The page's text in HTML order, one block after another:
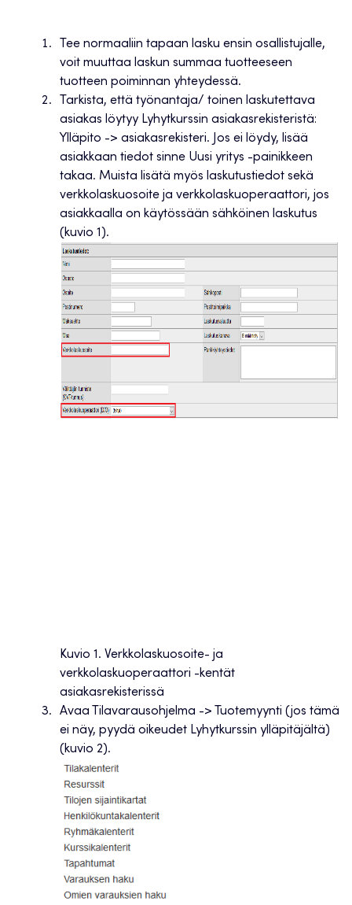
Tee normaaliin tapaan lasku ensin osallistujalle,
voit muuttaa laskun summaa tuotteeseen
tuotteen poiminnan yhteydessä.
Tarkista, että työnantaja/ toinen laskutettava
asiakas löytyy Lyhytkurssin asiakasrekisteristä:
Ylläpito -> asiakasrekisteri. Jos ei löydy, lisää
asiakkaan tiedot sinne Uusi yritys -painikkeen
takaa. Muista lisätä myös laskutustiedot sekä
verkkolaskuosoite ja verkkolaskuoperaattori, jos
asiakkaalla on käytössään sähköinen laskutus
(kuvio 1).
Kuvio 1. Verkkolaskuosoite- ja
verkkolaskuoperaattori -kentät
asiakasrekisterissä
Avaa Tilavarausohjelma -> Tuotemyynti (jos tämä
ei näy, pyydä oikeudet Lyhytkurssin ylläpitäjältä)
(kuvio 2).